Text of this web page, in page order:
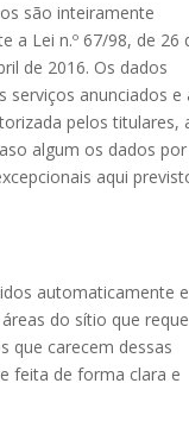
são inteiramente
a Lei n.º 67/98, de 26
de 2016. Os dados
anunciados e
pelos titulares,
algum os dados
aqui
automaticamente
do sítio que
que carecem dessas
feita de forma clara e